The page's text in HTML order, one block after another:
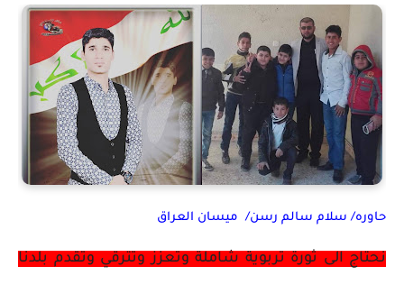
حاوره/ سلام سالم رسن/ ميسان العراق
نحتاج الى ثورة تربوية شاملة وتعزز وتترقي وتقدم بلدنا